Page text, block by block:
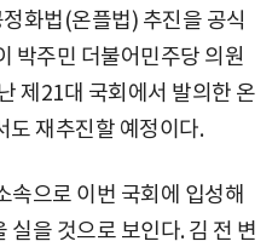
화법(온플법) 추진을 공식
박주민 더불어민주당 의원
제21대 국회에서 발의한 온
도 재추진할 예정이다.
속으로 이번 국회에 입성해
을 것으로 보인다. 김 전 변